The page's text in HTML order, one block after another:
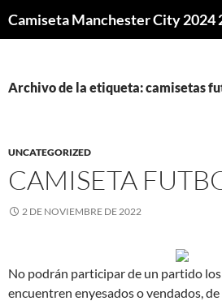
Camiseta Manchester City 2024
Archivo de la etiqueta: camisetas
UNCATEGORIZED
CAMISETA
2 DE NOVIEMBRE DE 2022
No podrán participar de un partido
encuentren enyesados o vendados,